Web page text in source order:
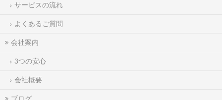
サービスの流れ
よくあるご質問
会社案内
3つの安心
会社概要